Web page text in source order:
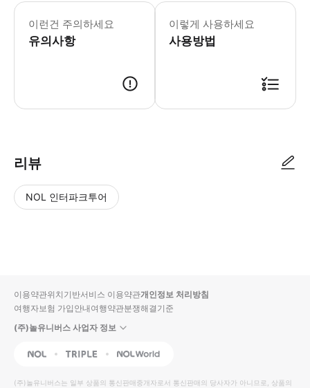
이런건 주의하세요
유의사항
* 소요시간 : 90분 (옵션에 따라 소요
이렇게 사용하세요
사용방법
리뷰
NOL 인터파크투어
입니
다.
높
동
순
상
이용약관위치기반서비스 이용약관개인정보 처리방침
여행자보험 가입안내여행약관분쟁해결기준
(주)놀유니버스 사업자 정보
NOL Triple Interpark Global
(주)놀유니버스는 일부 상품의 통신판매중개자로서 통신판매의 당사자가 아니므로, 상품의